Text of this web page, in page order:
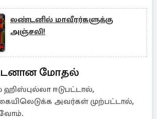
லண்டனில் மாவீரர்களுக்கு
அஞ்சலி!
மோதல்
ஈடுபட்டால்,
அவர்கள் முற்பட்டால்,